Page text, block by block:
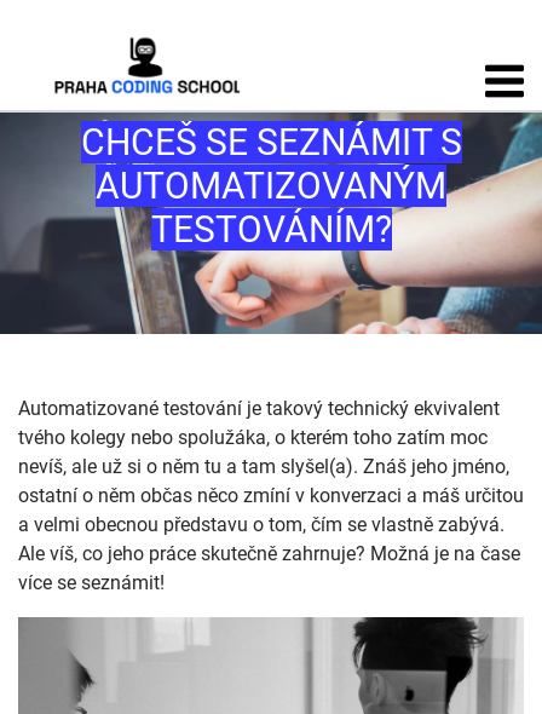
CHCEŠ SE SEZNÁMIT S
AUTOMATIZOVANÝM
TESTOVÁNÍM?
Automatizované testování je takový technický ekvivalent
tvého kolegy nebo spolužáka, o kterém toho zatím moc
nevíš, ale už si o něm tu a tam slyšel(a). Znáš jeho jméno,
ostatní o něm občas něco zmíní v konverzaci a máš určitou
a velmi obecnou představu o tom, čím se vlastně zabývá.
Ale víš, co jeho práce skutečně zahrnuje? Možná je na čase
více se seznámit!